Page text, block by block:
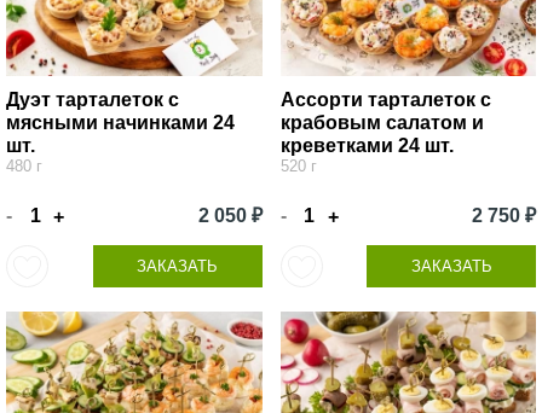
Дуэт тарталеток с
мясными начинками 24
шт.
480 г
- + 2 050 ₽
ЗАКАЗАТЬ
Ассорти тарталеток с
крабовым салатом и
креветками 24 шт.
520 г
- + 2 750 ₽
ЗАКАЗАТЬ